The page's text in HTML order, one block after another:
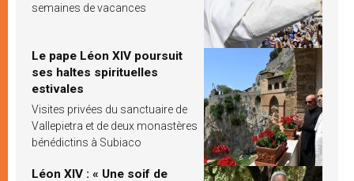
semaines de vacances
Le pape Léon XIV poursuit
ses haltes spirituelles
estivales
Visites privées du sanctuaire de
Vallepietra et de deux monastères
bénédictins à Subiaco
Léon XIV : « Une soif de